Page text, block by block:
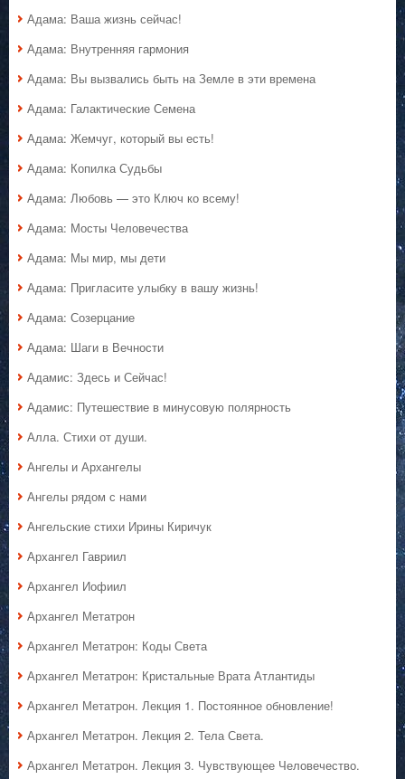
Адама: Ваша жизнь сейчас!
Адама: Внутренняя гармония
Адама: Вы вызвались быть на Земле в эти времена
Адама: Галактические Семена
Адама: Жемчуг, который вы есть!
Адама: Копилка Судьбы
Адама: Любовь — это Ключ ко всему!
Адама: Мосты Человечества
Адама: Мы мир, мы дети
Адама: Пригласите улыбку в вашу жизнь!
Адама: Созерцание
Адама: Шаги в Вечности
Адамис: Здесь и Сейчас!
Адамис: Путешествие в минусовую полярность
Алла. Стихи от души.
Ангелы и Архангелы
Ангелы рядом с нами
Ангельские стихи Ирины Киричук
Архангел Гавриил
Архангел Иофиил
Архангел Метатрон
Архангел Метатрон: Коды Света
Архангел Метатрон: Кристальные Врата Атлантиды
Архангел Метатрон. Лекция 1. Постоянное обновление!
Архангел Метатрон. Лекция 2. Тела Света.
Архангел Метатрон. Лекция 3. Чувствующее Человечество.